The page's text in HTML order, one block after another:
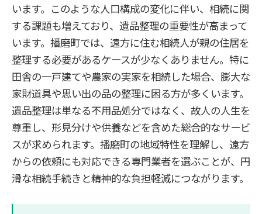
います。このような人口構成の変化に伴い、相続に関
する課題も増えており、遺品整理の重要性が高まって
います。播磨町では、遠方に住む相続人が親の住居を
整理する必要があるケースが少なくありません。特に
田舎の一戸建てや農家の実家を相続した場合、膨大な
家財道具や思い出の品の整理に困る方が多くいます。
遺品整理は単なる不用品処分ではなく、故人の人生を
尊重し、形見分けや供養などを含めた総合的なサービ
スが求められます。播磨町の地域特性を理解し、遠方
からの依頼にも対応できる専門業者を選ぶことが、円
滑な相続手続きと精神的な負担軽減につながります。